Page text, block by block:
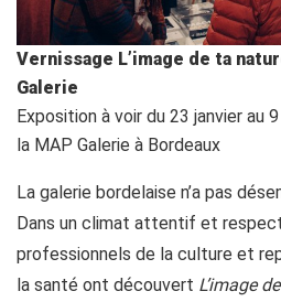
Vernissage L’image de ta
Galerie
Exposition à voir du 23 janvier au
la MAP Galerie à Bordeaux
La galerie bordelaise n’a pas
Dans un climat attentif et
professionnels de la culture et
la santé ont découvert L’image